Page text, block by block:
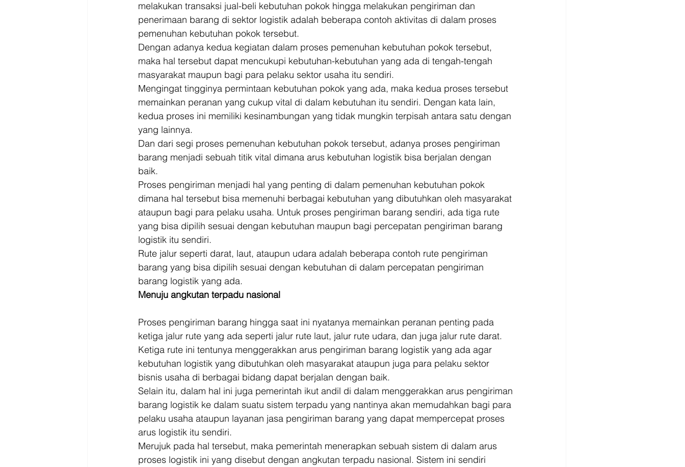
melakukan transaksi jual-beli kebutuhan pokok hingga melakukan pengiriman dan
penerimaan barang di sektor logistik adalah beberapa contoh aktivitas di dalam proses
pemenuhan kebutuhan pokok tersebut.
Dengan adanya kedua kegiatan dalam proses pemenuhan kebutuhan pokok tersebut,
maka hal tersebut dapat mencukupi kebutuhan-kebutuhan yang ada di tengah-tengah
masyarakat maupun bagi para pelaku sektor usaha itu sendiri.
Mengingat tingginya permintaan kebutuhan pokok yang ada, maka kedua proses tersebut
memainkan peranan yang cukup vital di dalam kebutuhan itu sendiri. Dengan kata lain,
kedua proses ini memiliki kesinambungan yang tidak mungkin terpisah antara satu dengan
yang lainnya.
Dan dari segi proses pemenuhan kebutuhan pokok tersebut, adanya proses pengiriman
barang menjadi sebuah titik vital dimana arus kebutuhan logistik bisa berjalan dengan
baik.
Proses pengiriman menjadi hal yang penting di dalam pemenuhan kebutuhan pokok
dimana hal tersebut bisa memenuhi berbagai kebutuhan yang dibutuhkan oleh masyarakat
ataupun bagi para pelaku usaha. Untuk proses pengiriman barang sendiri, ada tiga rute
yang bisa dipilih sesuai dengan kebutuhan maupun bagi percepatan pengiriman barang
logistik itu sendiri.
Rute jalur seperti darat, laut, ataupun udara adalah beberapa contoh rute pengiriman
barang yang bisa dipilih sesuai dengan kebutuhan di dalam percepatan pengiriman
barang logistik yang ada.
Menuju angkutan terpadu nasional
Proses pengiriman barang hingga saat ini nyatanya memainkan peranan penting pada
ketiga jalur rute yang ada seperti jalur rute laut, jalur rute udara, dan juga jalur rute darat.
Ketiga rute ini tentunya menggerakkan arus pengiriman barang logistik yang ada agar
kebutuhan logistik yang dibutuhkan oleh masyarakat ataupun juga para pelaku sektor
bisnis usaha di berbagai bidang dapat berjalan dengan baik.
Selain itu, dalam hal ini juga pemerintah ikut andil di dalam menggerakkan arus pengiriman
barang logistik ke dalam suatu sistem terpadu yang nantinya akan memudahkan bagi para
pelaku usaha ataupun layanan jasa pengiriman barang yang dapat mempercepat proses
arus logistik itu sendiri.
Merujuk pada hal tersebut, maka pemerintah menerapkan sebuah sistem di dalam arus
proses logistik ini yang disebut dengan angkutan terpadu nasional. Sistem ini sendiri